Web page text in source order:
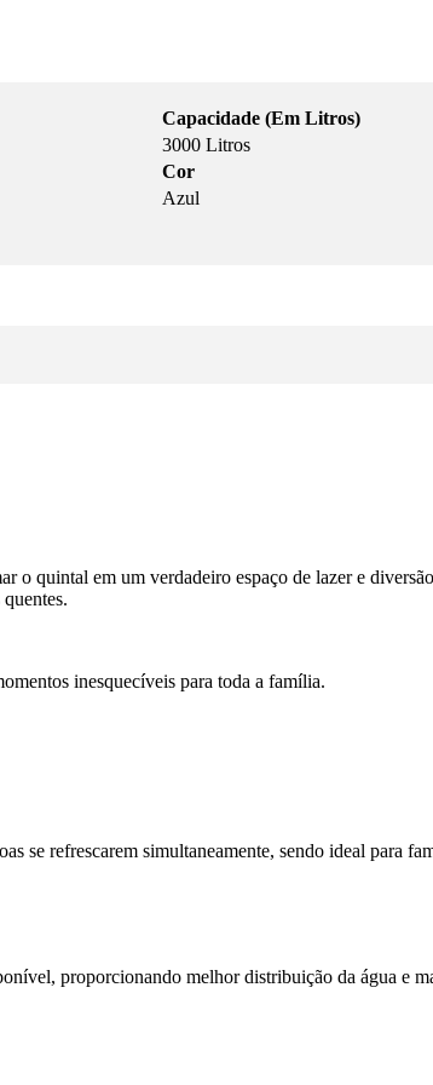
Capacidade (Em Litros)
3000 Litros
Cor
Azul
o quintal em um verdadeiro espaço de lazer e
inesquecíveis para toda a família.
se refrescarem simultaneamente, sendo ideal para
proporcionando melhor distribuição da água e